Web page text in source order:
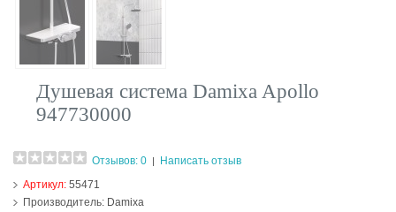
Душевая система Damixa Apollo
947730000
Отзывов: 0
Написать отзыв
Артикул:55471
Производитель: Damixa